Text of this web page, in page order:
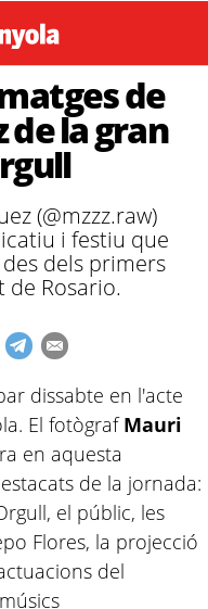
de
de la gran
(@mzzz.raw)
i festiu que
dels primers
de Rosario.
dissabte en l'acte
El fotògrafMauri
en aquesta
de la jornada:
el públic, les
Flores, la projecció
del